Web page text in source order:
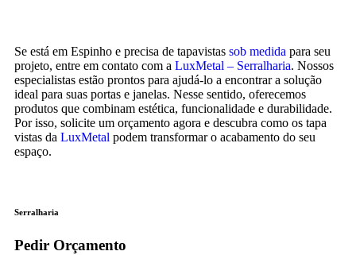
Se está em Espinho e precisa de tapavistas sob medida para seu
projeto, entre em contato com a LuxMetal – Serralharia. Nossos
especialistas estão prontos para ajudá-lo a encontrar a solução
ideal para suas portas e janelas. Nesse sentido, oferecemos
produtos que combinam estética, funcionalidade e durabilidade.
Por isso, solicite um orçamento agora e descubra como os tapa
vistas da LuxMetal podem transformar o acabamento do seu
espaço.
Serralharia
Pedir Orçamento